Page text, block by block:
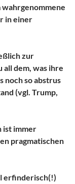
wahrgenommene
in einer
zur
dem, was ihre
noch so abstrus
(vgl. Trump,
ist immer
pragmatischen
erfinderisch(!)